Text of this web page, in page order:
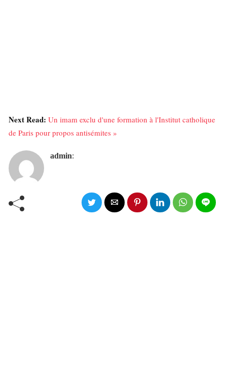
Next Read: Un imam exclu d'une formation à l'Institut catholique
de Paris pour propos antisémites »
admin: